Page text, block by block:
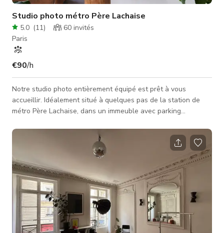
Studio photo métro Père Lachaise
5.0 (11) 60 invités
Paris
€90/h
Notre studio photo entièrement équipé est prêt à vous
accueillir. Idéalement situé à quelques pas de la station de
métro Père Lachaise, dans un immeuble avec parking
marchandises, l'espace comprend un studio lumineux de 75 m²
(avec option occultation), des plafonds de 3,5 mètres, une
cuisine ouverte entièrement équipée, une machine à café, un
espace lounge, un système audio Hi-Fi, et une pièce
supplémentaire de 25 m² pour le